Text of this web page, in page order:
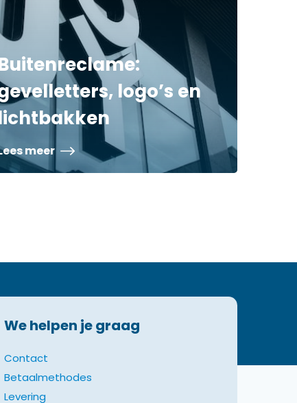
logo’s en
meer
We helpen je graag
Contact
Betaalmethodes
Levering